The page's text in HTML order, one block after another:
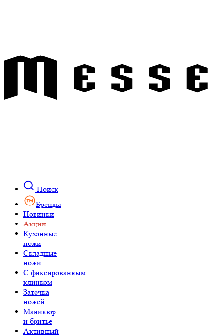
Поиск
Бренды
Новинки
Акции
Кухонные
ножи
Складные
ножи
C фиксированным
клинком
Заточка
ножей
Маникюр
и бритье
Активный